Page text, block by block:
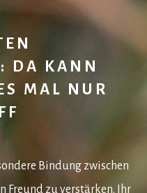
DA KANN
MAL NUR
Bindung zwischen
Freund zu verstärken. Ihr